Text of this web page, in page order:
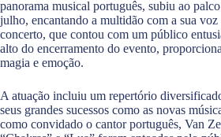
panorama musical português, subiu ao
julho, encantando a multidão com a sua
concerto, que contou com um público
alto do encerramento do evento,
magia e emoção.
A atuação incluiu um repertório
seus grandes sucessos como as novas
como convidado o cantor português, Van